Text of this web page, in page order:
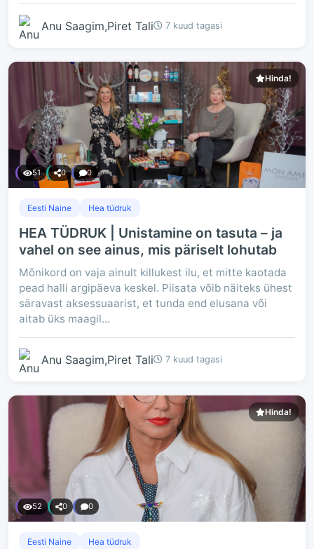
Anu Saagim,Piret Tali 7 kuud tagasi
Hinda!
51 0 0
Eesti Naine Hea tüdruk
HEA TÜDRUK | Unistamine on tasuta – ja
vahel on see ainus, mis päriselt lohutab
Mõnikord on vaja ainult killukest ilu, et mitte kaotada
pead halli argipäeva keskel. Piisata võib näiteks ühest
säravast aksessuaarist, et tunda end elusana või
aitab üks maagil...
Anu Saagim,Piret Tali 7 kuud tagasi
Hinda!
52 0 0
Eesti Naine Hea tüdruk